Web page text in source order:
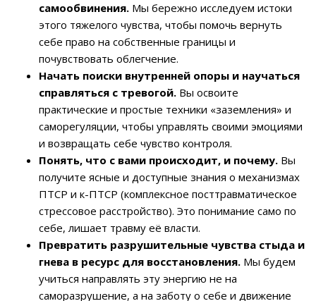
самообвинения. Мы бережно исследуем истоки
этого тяжелого чувства, чтобы помочь вернуть
себе право на собственные границы и
почувствовать облегчение.
Начать поиски внутренней опоры и научаться
справляться с тревогой. Вы освоите
практические и простые техники «заземления» и
саморегуляции, чтобы управлять своими эмоциями
и возвращать себе чувство контроля.
Понять, что с вами происходит, и почему. Вы
получите ясные и доступные знания о механизмах
ПТСР и к-ПТСР (комплексное посттравматическое
стрессовое расстройство). Это понимание само по
себе, лишает травму её власти.
Превратить разрушительные чувства стыда и
гнева в ресурс для восстановления. Мы будем
учиться направлять эту энергию не на
саморазрушение, а на заботу о себе и движение